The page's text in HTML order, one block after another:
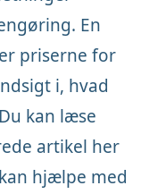
En
priserne for
i, hvad
kan læse
artikel her
hjælpe med